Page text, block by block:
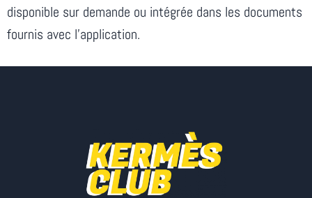
disponible sur demande ou intégrée dans les documents
fournis avec l’application.